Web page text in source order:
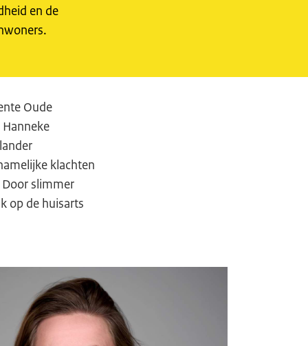
en de
Oude
klachten
slimmer
op de huisarts